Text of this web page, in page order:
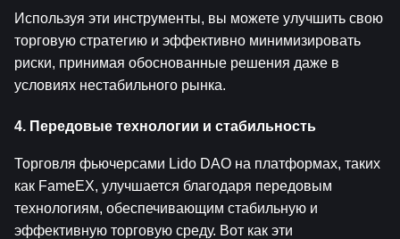
Используя эти инструменты, вы можете улучшить свою
торговую стратегию и эффективно минимизировать
риски, принимая обоснованные решения даже в
условиях нестабильного рынка.
4. Передовые технологии и стабильность
Торговля фьючерсами Lido DAO на платформах, таких
как FameEX, улучшается благодаря передовым
технологиям, обеспечивающим стабильную и
эффективную торговую среду. Вот как эти